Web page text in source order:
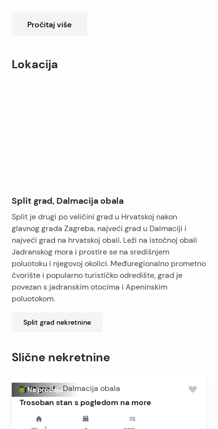
GORNJA ETAŽA potkrovlje ( 35 m2 ) : 2 spavaće sobe,
Pročitaj više
Lokacija
Split grad, Dalmacija obala
Split je drugi po veličini grad u Hrvatskoj nakon
glavnog grada Zagreba, najveći grad u Dalmaciji i
najveći grad na hrvatskoj obali. Leži na istočnoj obali
Jadranskog mora i prostire se na središnjem
poluotoku i njegovoj okolici. Međuregionalno prometno
čvorište i popularno turističko odredište, grad je
povezan s jadranskim otocima i Apeninskim
poluotokom.
Split grad nekretnine
Slične nekretnine
Na prodaju
Split grad - Dalmacija obala
Trosoban stan s pogledom na more